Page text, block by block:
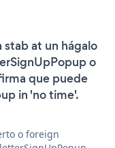
at un hágalo
o
que puede
in 'no time'.
o foreign